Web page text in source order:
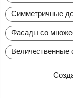
Симметричные
Фасады со
Величественные